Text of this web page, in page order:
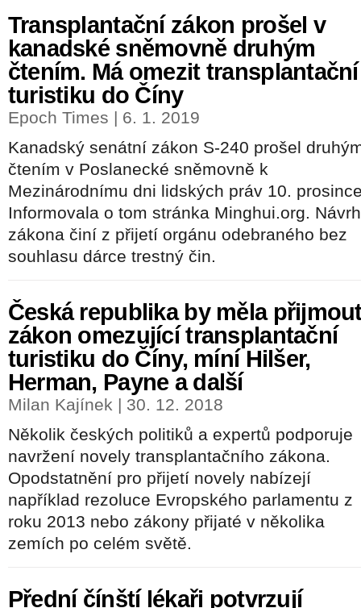
Transplantační zákon prošel v
kanadské sněmovně druhým
čtením. Má omezit transplantační
turistiku do Číny
Epoch Times | 6. 1. 2019
Kanadský senátní zákon S-240 prošel
čtením v Poslanecké sněmovně k
Mezinárodnímu dni lidských práv 10.
Informovala o tom stránka Minghui.org. Návrh
zákona činí z přijetí orgánu odebraného bez
souhlasu dárce trestný čin.
Česká republika by měla
zákon omezující transplantační
turistiku do Číny, míní Hilšer,
Herman, Payne a další
Milan Kajínek | 30. 12. 2018
Několik českých politiků a expertů podporuje
navržení novely transplantačního zákona.
Opodstatnění pro přijetí novely nabízejí
například rezoluce Evropského parlamentu z
roku 2013 nebo zákony přijaté v několika
zemích po celém světě.
Přední čínští lékaři potvrzují